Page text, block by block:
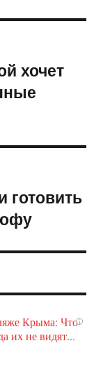
хочет
готовить
i
Крыма: Что
их не видят...